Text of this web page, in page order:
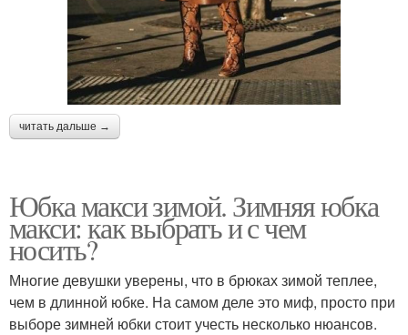
читать дальше →
Юбка макси зимой. Зимняя юбка
макси: как выбрать и с чем
носить?
Многие девушки уверены, что в брюках зимой теплее,
чем в длинной юбке. На самом деле это миф, просто при
выборе зимней юбки стоит учесть несколько нюансов.